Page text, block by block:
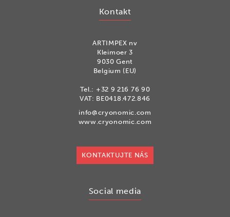
Kontakt
ARTIMPEX nv
Kleimoer 3
9030 Gent
Belgium (EU)
Tel.: +32 9 216 76 90
VAT: BE0418.472.846
info@cryonomic.com
www.cryonomic.com
KONTAKTUJTE NÁS
Social media